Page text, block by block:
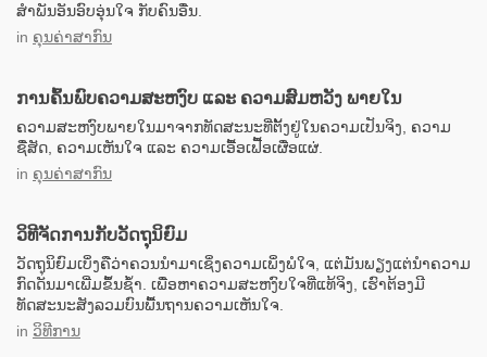
ສຳພັນອັນອົບອຸ່ນໃຈ ກັບຄົນອື່ນ.
in ຄຸນຄ່າສາກົນ
ການຄົ້ນພົບຄວາມສະຫງົບ ແລະ ຄວາມສົມຫວັງ ພາຍໃນ
ຄວາມສະຫງົບພາຍໃນມາຈາກທັດສະນະທີ່ຕັ້ງຢູ່ໃນຄວາມເປັນຈິງ, ຄວາມ
ຊື່ສັດ, ຄວາມເຫັນໃຈ ແລະ ຄວາມເອື້ອເຟື້ອເຜື່ອແຜ່.
in ຄຸນຄ່າສາກົນ
ວິທີຈັດການກັບວັດຖຸນິຍົມ
ວັດຖຸນິຍົມເບິ່ງຄືວ່າຄວນນຳມາເຊິ່ງຄວາມເພິ່ງພໍໃຈ, ແຕ່ມັນພຽງແຕ່ນຳຄວາມ
ກົດດັນມາເພີ່ມຂຶ້ນຊ້ຳ. ເພື່ອຫາຄວາມສະຫງົບໃຈທີ່ແທ້ຈິງ, ເຮົາຕ້ອງມີ
ທັດສະນະສັງລວມບົນພື້ນຖານຄວາມເຫັນໃຈ.
in ວິທີການ